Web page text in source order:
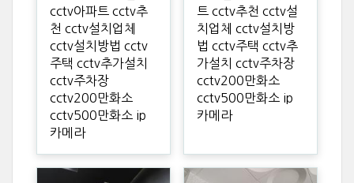
cctv아파트 cctv추
천 cctv설치업체
cctv설치방법 cctv
주택 cctv추가설치
cctv주차장
cctv200만화소
cctv500만화소 ip
카메라
트 cctv추천 cctv설
치업체 cctv설치방
법 cctv주택 cctv추
가설치 cctv주차장
cctv200만화소
cctv500만화소 ip
카메라